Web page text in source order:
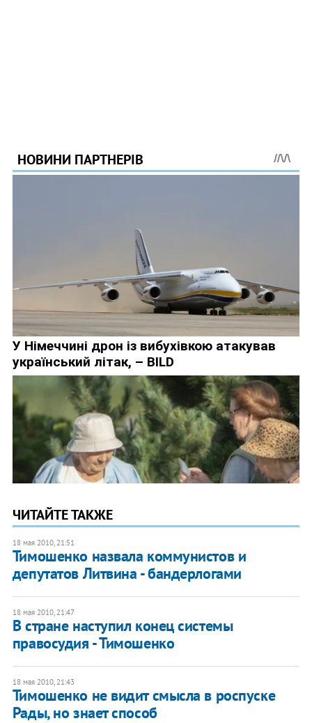
ЧИТАЙТЕ ТАКЖЕ
18 мая 2010, 21:51
Тимошенко назвала коммунистов и
депутатов Литвина - бандерлогами
18 мая 2010, 21:47
В стране наступил конец системы
правосудия - Тимошенко
18 мая 2010, 21:43
Тимошенко не видит смысла в роспуске
Рады, но знает способ